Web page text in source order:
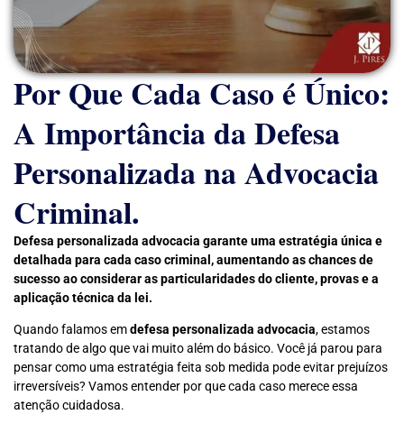
Por Que Cada Caso é Único:
A Importância da Defesa
Personalizada na Advocacia
Criminal.
Defesa personalizada advocacia garante uma estratégia única e
detalhada para cada caso criminal, aumentando as chances de
sucesso ao considerar as particularidades do cliente, provas e a
aplicação técnica da lei.
Quando falamos emdefesa personalizada advocacia, estamos
tratando de algo que vai muito além do básico. Você já parou para
pensar como uma estratégia feita sob medida pode evitar prejuízos
irreversíveis? Vamos entender por que cada caso merece essa
atenção cuidadosa.